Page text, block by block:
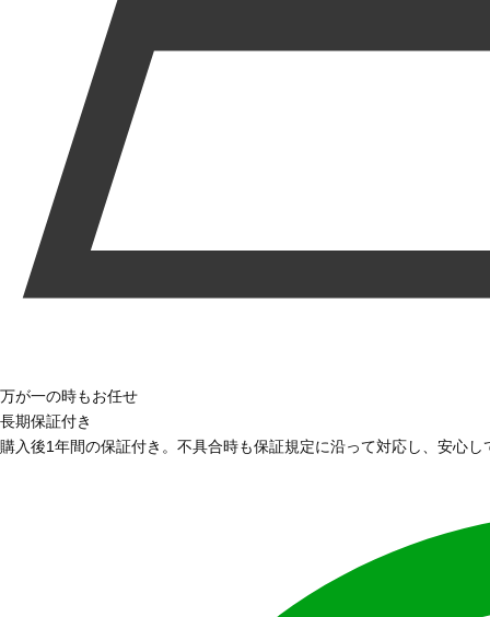
万が一の時もお任せ
長期保証付き
購入後1年間の保証付き。不具合時も保証規定に沿って対応し、安心